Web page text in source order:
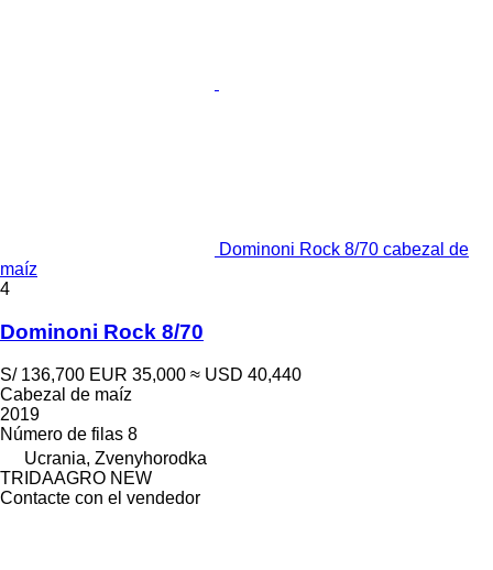
Dominoni Rock 8/70 cabezal de
maíz
4
Dominoni Rock 8/70
S/ 136,700 EUR 35,000 ≈ USD 40,440
Cabezal de maíz
2019
Número de filas 8
Ucrania, Zvenyhorodka
TRIDAAGRO NEW
Contacte con el vendedor